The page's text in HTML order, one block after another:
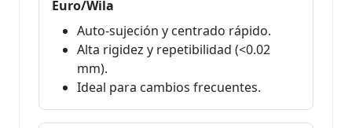
Euro/Wila
Auto-sujeción y centrado rápido.
Alta rigidez y repetibilidad (<0.02
mm).
Ideal para cambios frecuentes.